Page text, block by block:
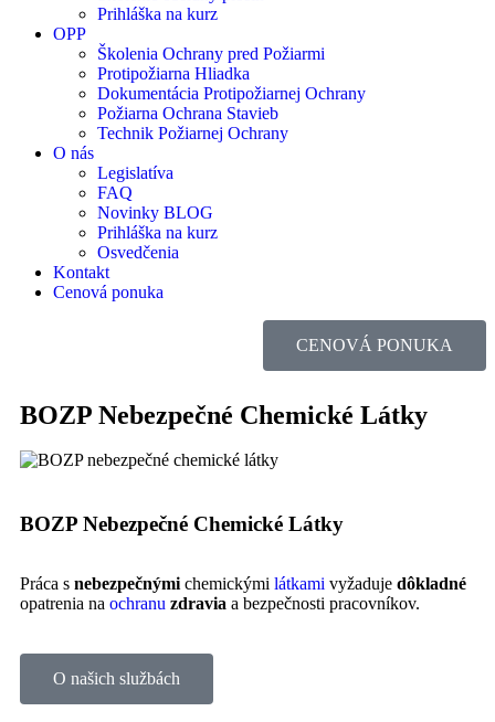
Prihláška na kurz
OPP
Školenia Ochrany pred Požiarmi
Protipožiarna Hliadka
Dokumentácia Protipožiarnej Ochrany
Požiarna Ochrana Stavieb
Technik Požiarnej Ochrany
O nás
Legislatíva
FAQ
Novinky BLOG
Prihláška na kurz
Osvedčenia
Kontakt
Cenová ponuka
CENOVÁ PONUKA
BOZP Nebezpečné Chemické Látky
BOZP Nebezpečné Chemické Látky
Práca s nebezpečnými chemickými látkami vyžaduje dôkladné
opatrenia na ochranu zdravia a bezpečnosti pracovníkov.
O našich službách